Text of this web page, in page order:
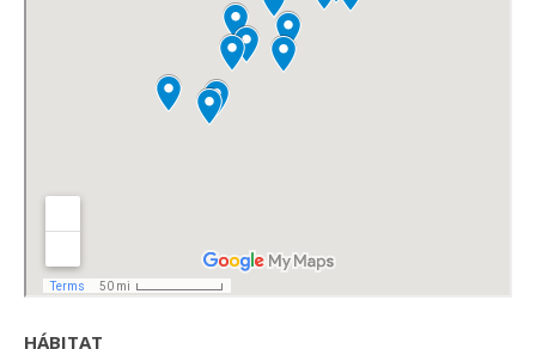
HÁBITAT